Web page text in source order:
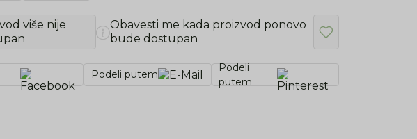
više nije
Obavesti me kada proizvod ponovo
bude dostupan
Podeli putem
Podeli
putem